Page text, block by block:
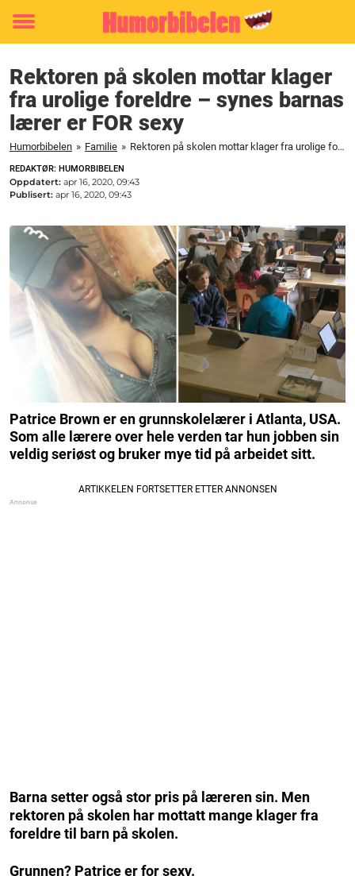
Toggle
Rektoren på skolen mottar klager
fra urolige foreldre – synes barnas
lærer er FOR sexy
Humorbibelen » Familie » Rektoren på skolen mottar klager fra urolige foreldre - synes barnas lærer er FOR sexy
REDAKTØR: HUMORBIBELEN
Oppdatert: apr 16, 2020, 09:43
Publisert: apr 16, 2020, 09:43
Patrice Brown er en grunnskolelærer i Atlanta, USA.
Som alle lærere over hele verden tar hun jobben sin
veldig seriøst og bruker mye tid på arbeidet sitt.
Barna setter også stor pris på læreren sin. Men
rektoren på skolen har mottatt mange klager fra
foreldre til barn på skolen.
Grunnen? Patrice er for sexy.